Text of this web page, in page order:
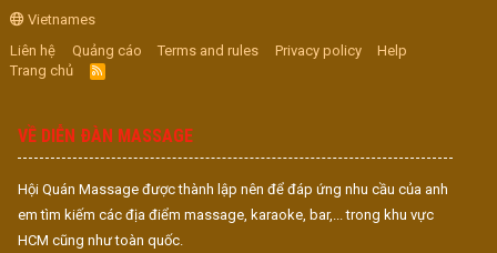
Vietnames
Liên hệ
Quảng cáo Terms and rules Privacy policy
Help
Trang chủ
R
S
VỀ DIỄN ĐÀN MASSAGE
Hội Quán Massage được thành lập nên để đáp ứng nhu cầu của anh
em tìm kiếm các địa điểm massage, karaoke, bar,... trong khu vực
HCM cũng như toàn quốc.